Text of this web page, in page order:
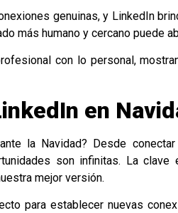
genuinas, y LinkedIn
más humano y cercano puede
con lo personal,
en
la Navidad? Desde
son infinitas. La
mejor versión.
para establecer nuevas